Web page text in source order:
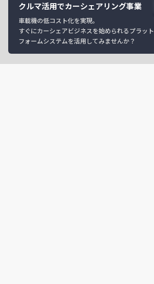
クルマ活用でカーシェアリング事業
車載機の低コスト化を実現。
すぐにカーシェアビジネスを始められるプラット
フォームシステムを活用してみませんか？